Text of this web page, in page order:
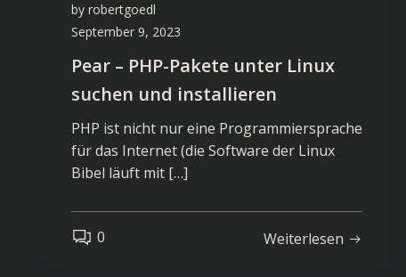
by robertgoedl
September 9, 2023
Pear – PHP-Pakete unter Linux
suchen und installieren
PHP ist nicht nur eine Programmiersprache
für das Internet (die Software der Linux
Bibel läuft mit […]
0 Weiterlesen